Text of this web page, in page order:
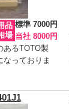
品
場
標準 7000円
当社 8000円
あるTOTO製
っておりま